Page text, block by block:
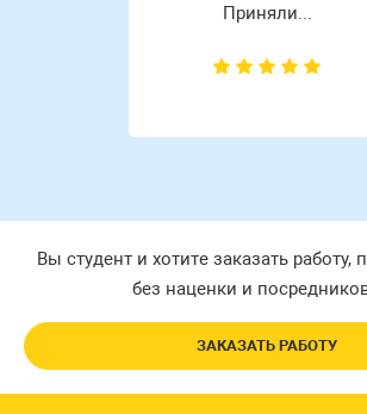
Приняли...
Вы студент и хотите заказать работу,
без наценки и
ЗАКАЗАТЬ РАБОТУ